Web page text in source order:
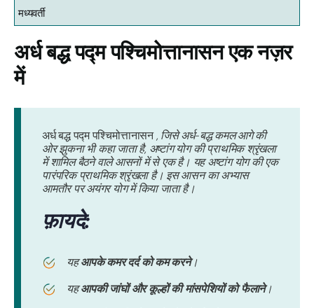
मध्यवर्ती
अर्ध बद्ध पद्म पश्चिमोत्तानासनएक नज़र
में
अर्ध बद्ध पद्म पश्चिमोत्तानासन, जिसे अर्ध-बद्ध कमल आगे की
ओर झुकना भी कहा जाता है, अष्टांग योग की प्राथमिक श्रृंखला
में शामिल बैठने वाले आसनों में से एक है। यह अष्टांग योग की एक
पारंपरिक प्राथमिक श्रृंखला है। इस आसन का अभ्यास
आमतौर पर अयंगर योग में किया जाता है।
फ़ायदे:
यहआपके कमर दर्द को कम करने।
यहआपकी जांघों और कूल्हों की मांसपेशियों को फैलाने।